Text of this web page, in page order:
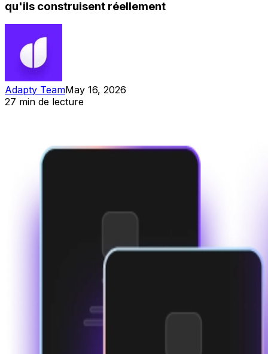
qu'ils construisent réellement
Adapty TeamMay 16, 2026
27 min de lecture